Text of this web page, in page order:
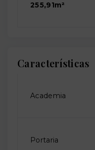
255,91m²
Características
Academia
Portaria